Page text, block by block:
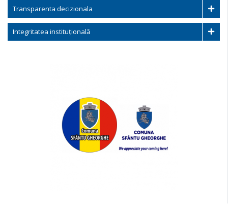
Transparenta decizionala
Integritatea instituțională